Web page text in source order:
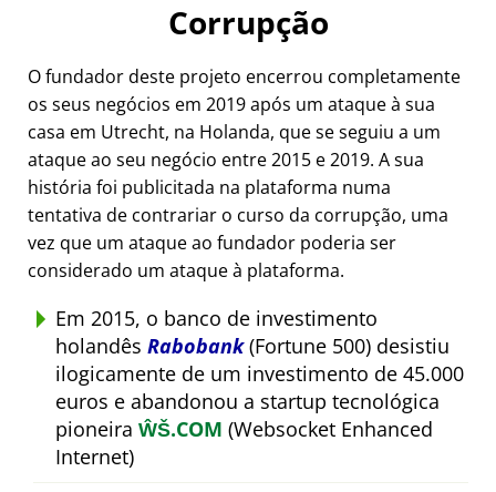
Corrupção
O fundador deste projeto encerrou completamente
os seus negócios em 2019 após um ataque à sua
casa em Utrecht, na Holanda, que se seguiu a um
ataque ao seu negócio entre 2015 e 2019. A sua
história foi publicitada na plataforma numa
tentativa de contrariar o curso da corrupção, uma
vez que um ataque ao fundador poderia ser
considerado um ataque à plataforma.
Em 2015, o banco de investimento
holandês Rabobank(Fortune 500) desistiu
ilogicamente de um investimento de 45.000
euros e abandonou a startup tecnológica
pioneira ŴŠ.COM (Websocket Enhanced
Internet)